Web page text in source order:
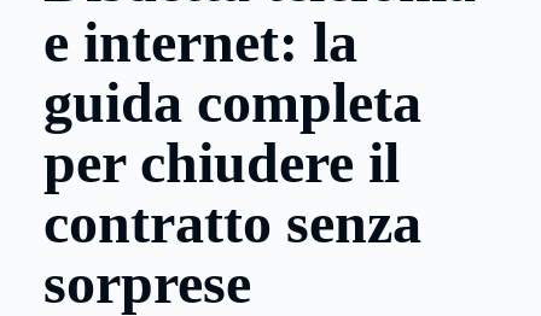
e internet: la
guida completa
per chiudere il
contratto senza
sorprese